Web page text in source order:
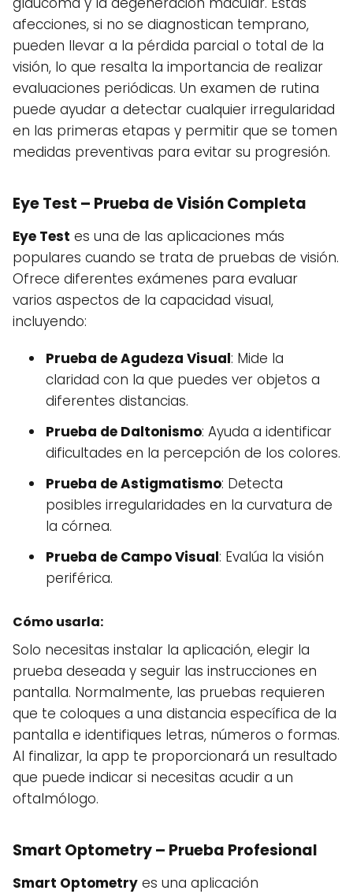
afecciones, si no se diagnostican temprano,
pueden llevar a la pérdida parcial o total de la
visión, lo que resalta la importancia de realizar
evaluaciones periódicas. Un examen de rutina
puede ayudar a detectar cualquier irregularidad
en las primeras etapas y permitir que se tomen
medidas preventivas para evitar su progresión.
Eye Test – Prueba de Visión Completa
Eye Test es una de las aplicaciones más
populares cuando se trata de pruebas de visión.
Ofrece diferentes exámenes para evaluar
varios aspectos de la capacidad visual,
incluyendo:
Prueba de Agudeza Visual: Mide la
claridad con la que puedes ver objetos a
diferentes distancias.
Prueba de Daltonismo: Ayuda a identificar
dificultades en la percepción de los colores.
Prueba de Astigmatismo: Detecta
posibles irregularidades en la curvatura de
la córnea.
Prueba de Campo Visual: Evalúa la visión
periférica.
Cómo usarla:
Solo necesitas instalar la aplicación, elegir la
prueba deseada y seguir las instrucciones en
pantalla. Normalmente, las pruebas requieren
que te coloques a una distancia específica de la
pantalla e identifiques letras, números o formas.
Al finalizar, la app te proporcionará un resultado
que puede indicar si necesitas acudir a un
oftalmólogo.
Smart Optometry – Prueba Profesional
Smart Optometry es una aplicación